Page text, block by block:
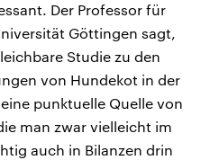
Der Professor für
Göttingen sagt,
Studie zu den
von Hundekot in der
punktuelle Quelle von
man zwar vielleicht im
auch in Bilanzen drin